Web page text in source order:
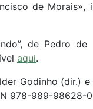
de Morais»,
de Pedro de
aqui.
Godinho (dir.)
978-989-98628-